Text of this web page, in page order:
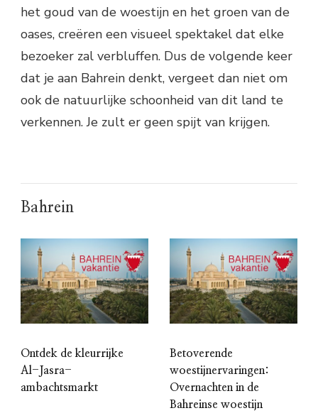
het goud van de woestijn en het groen van de
oases, creëren een visueel spektakel dat elke
bezoeker zal verbluffen. Dus de volgende keer
dat je aan Bahrein denkt, vergeet dan niet om
ook de natuurlijke schoonheid van dit land te
verkennen. Je zult er geen spijt van krijgen.
Bahrein
Ontdek de kleurrijke
Al-Jasra-
ambachtsmarkt
Betoverende
woestijnervaringen:
Overnachten in de
Bahreinse woestijn